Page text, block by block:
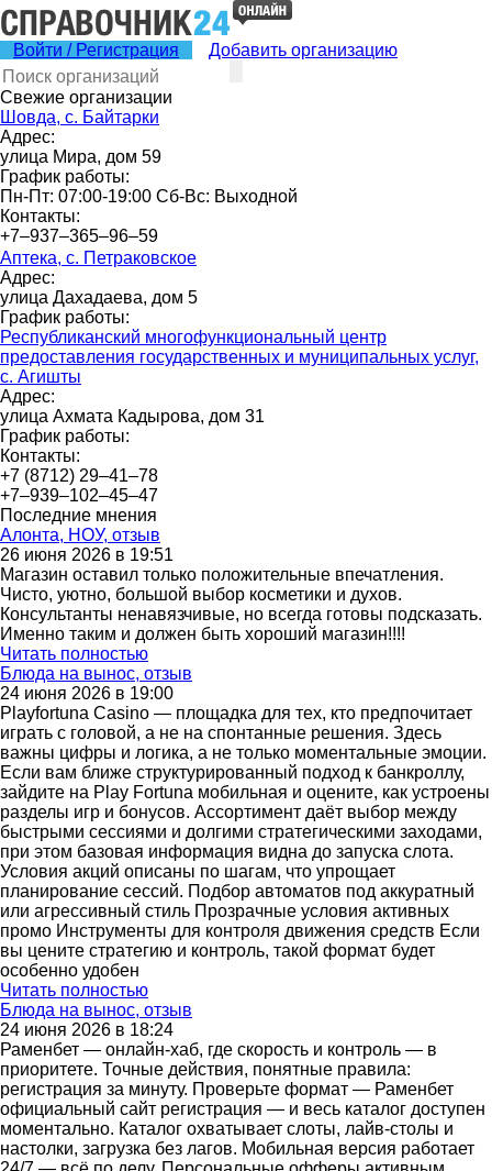
Войти / Регистрация Добавить организацию
Свежие организации
Шовда, с. Байтарки
Адрес:
улица Мира, дом 59
График работы:
Пн-Пт: 07:00-19:00 Сб-Вс: Выходной
Контакты:
+7‒937‒365‒96‒59
Аптека, с. Петраковское
Адрес:
улица Дахадаева, дом 5
График работы:
Республиканский многофункциональный центр
предоставления государственных и муниципальных услуг,
с. Агишты
Адрес:
улица Ахмата Кадырова, дом 31
График работы:
Контакты:
+7 (8712) 29‒41‒78
+7‒939‒102‒45‒47
Последние мнения
Алонта, НОУ, отзыв
26 июня 2026 в 19:51
Магазин оставил только положительные впечатления.
Чисто, уютно, большой выбор косметики и духов.
Консультанты ненавязчивые, но всегда готовы подсказать.
Именно таким и должен быть хороший магазин!!!!
Читать полностью
Блюда на вынос, отзыв
24 июня 2026 в 19:00
Playfortuna Casino — площадка для тех, кто предпочитает
играть с головой, а не на спонтанные решения. Здесь
важны цифры и логика, а не только моментальные эмоции.
Если вам ближе структурированный подход к банкроллу,
зайдите на Play Fortuna мобильная и оцените, как устроены
разделы игр и бонусов. Ассортимент даёт выбор между
быстрыми сессиями и долгими стратегическими заходами,
при этом базовая информация видна до запуска слота.
Условия акций описаны по шагам, что упрощает
планирование сессий. Подбор автоматов под аккуратный
или агрессивный стиль Прозрачные условия активных
промо Инструменты для контроля движения средств Если
вы цените стратегию и контроль, такой формат будет
особенно удобен
Читать полностью
Блюда на вынос, отзыв
24 июня 2026 в 18:24
Раменбет — онлайн-хаб, где скорость и контроль — в
приоритете. Точные действия, понятные правила:
регистрация за минуту. Проверьте формат — Раменбет
официальный сайт регистрация — и весь каталог доступен
моментально. Каталог охватывает слоты, лайв-столы и
настолки, загрузка без лагов. Мобильная версия работает